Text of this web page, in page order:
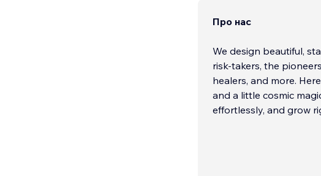
Про нас
We design beautiful,
risk-takers, the
healers, and more.
and a little cosmic
effortlessly, and grow